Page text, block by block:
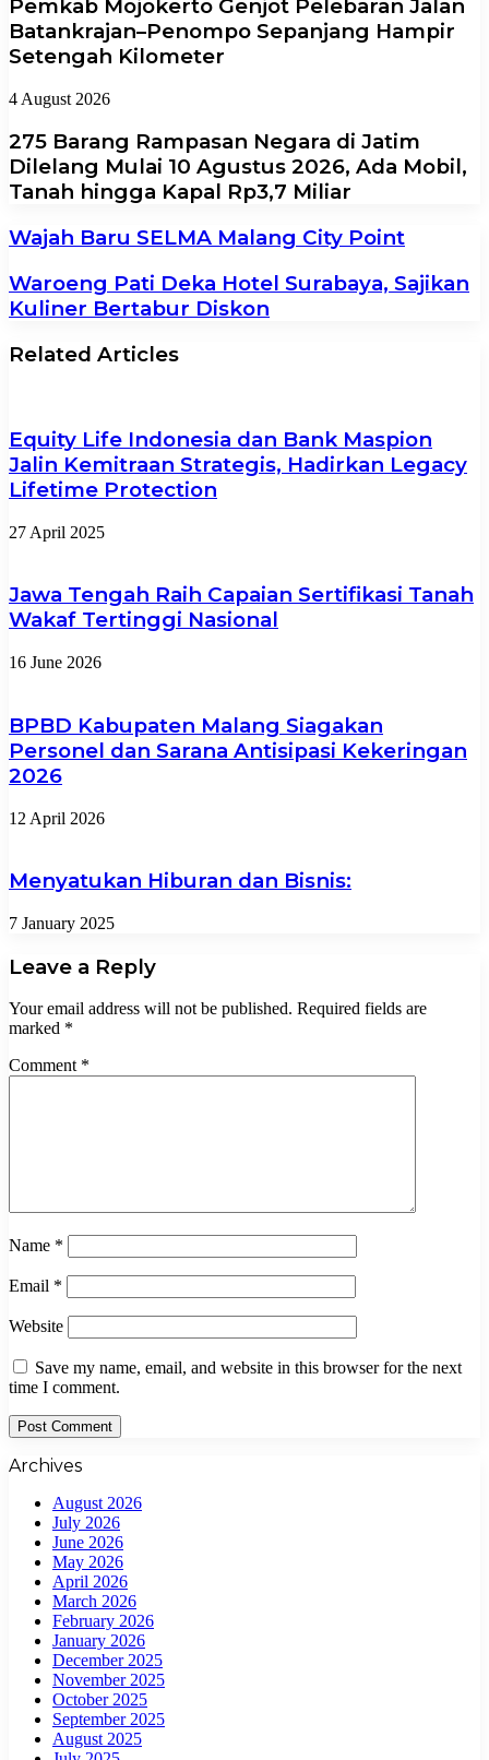
Pemkab Mojokerto Genjot Pelebaran Jalan
Batankrajan–Penompo Sepanjang Hampir
Setengah Kilometer
4 August 2026
275 Barang Rampasan Negara di Jatim
Dilelang Mulai 10 Agustus 2026, Ada Mobil,
Tanah hingga Kapal Rp3,7 Miliar
Wajah Baru SELMA Malang City Point
Waroeng Pati Deka Hotel Surabaya, Sajikan
Kuliner Bertabur Diskon
Related Articles
Equity Life Indonesia dan Bank Maspion
Jalin Kemitraan Strategis, Hadirkan Legacy
Lifetime Protection
27 April 2025
Jawa Tengah Raih Capaian Sertifikasi Tanah
Wakaf Tertinggi Nasional
16 June 2026
BPBD Kabupaten Malang Siagakan
Personel dan Sarana Antisipasi Kekeringan
2026
12 April 2026
Menyatukan Hiburan dan Bisnis:
7 January 2025
Leave a Reply
Your email address will not be published. Required fields are
marked *
Comment *
Name *
Email *
Website
Save my name, email, and website in this browser for the next
time I comment.
Archives
August 2026
July 2026
June 2026
May 2026
April 2026
March 2026
February 2026
January 2026
December 2025
November 2025
October 2025
September 2025
August 2025